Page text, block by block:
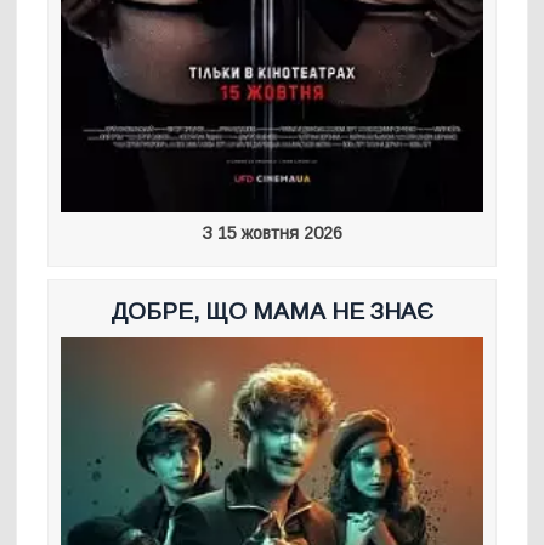
З 15 жовтня 2026
ДОБРЕ, ЩО МАМА НЕ ЗНАЄ